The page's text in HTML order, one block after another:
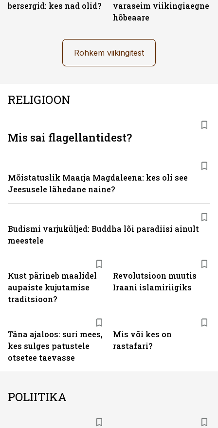
bersergid: kes nad olid?
varaseim viikingiaegne
hõbeaare
Rohkem viikingitest
RELIGIOON
Kust pärineb maalidel
aupaiste kujutamise
traditsioon?
Revolutsioon muutis
Iraani islamiriigiks
Täna ajaloos: suri mees,
kes sulges patustele
otsetee taevasse
Mis või kes on
rastafari?
Mis sai flagellantidest?
Mõistatuslik Maarja Magdaleena: kes oli see
Jeesusele lähedane naine?
Budismi varjuküljed: Buddha lõi paradiisi ainult
meestele
POLIITIKA